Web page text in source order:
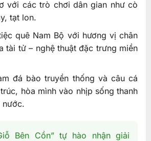
với các trò chơi dân gian như cò
tạt lon.
quê Nam Bộ với hương vị chân
tài tử – nghệ thuật đặc trưng miền
đá bào truyền thống và câu cá
hòa mình vào nhịp sống thanh
nước.
Bên Cồn” tự hào nhận giải